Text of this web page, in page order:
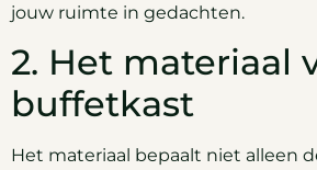
jouw ruimte in gedachten.
2. Het materiaal
buffetkast
Het materiaal bepaalt niet alleen